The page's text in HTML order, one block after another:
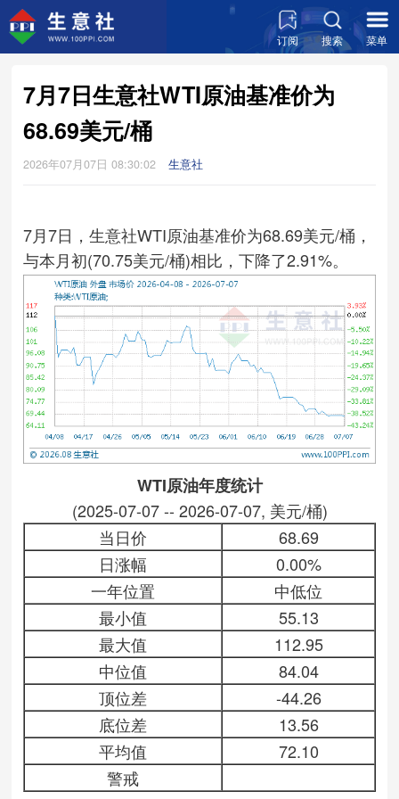
订阅 搜索 菜单
7月7日生意社WTI原油基准价为
68.69美元/桶
2026年07月07日 08:30:02 生意社
7月7日，生意社WTI原油基准价为68.69美元/桶，
与本月初(70.75美元/桶)相比，下降了2.91%。
WTI原油年度统计
(2025-07-07 -- 2026-07-07, 美元/桶)
当日价
68.69
日涨幅
0.00%
一年位置
中低位
最小值
55.13
最大值
112.95
中位值
84.04
顶位差
-44.26
底位差
13.56
平均值
72.10
警戒